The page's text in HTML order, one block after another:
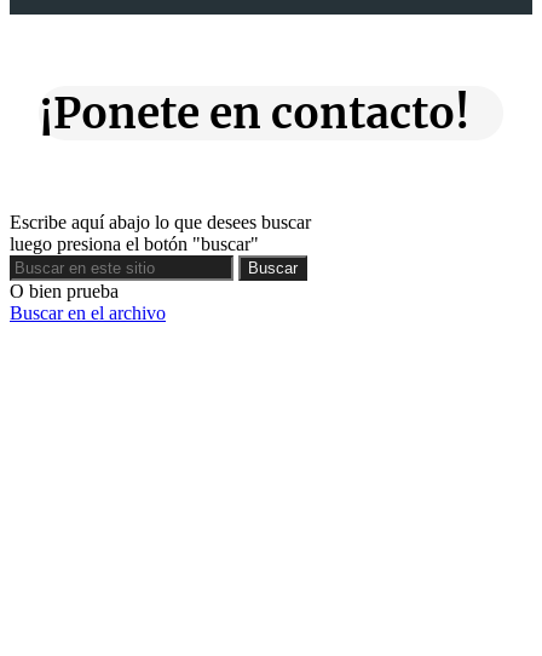
¡Ponete en contacto!
Escribe aquí abajo lo que desees buscar
luego presiona el botón "buscar"
Buscar
Buscar
O bien prueba
Buscar en el archivo